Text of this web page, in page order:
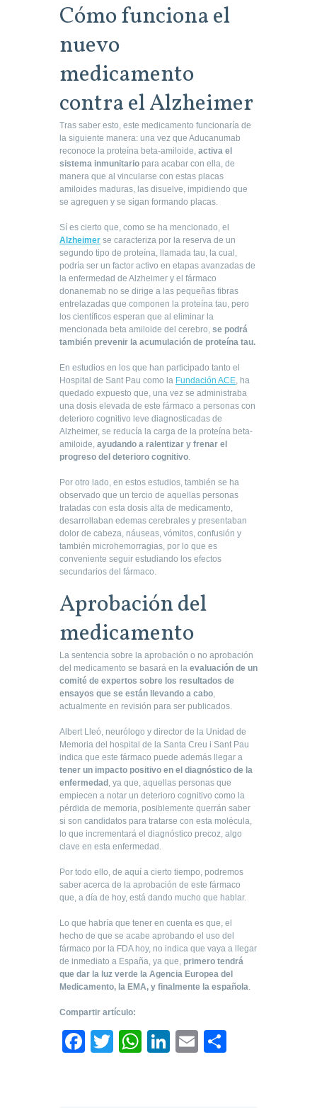
Cómo funciona el
nuevo
medicamento
contra el Alzheimer
Tras saber esto, este medicamento funcionaría de
la siguiente manera: una vez que Aducanumab
reconoce la proteína beta-amiloide, activa el
sistema inmunitario para acabar con ella, de
manera que al vincularse con estas placas
amiloides maduras, las disuelve, impidiendo que
se agreguen y se sigan formando placas.
Sí es cierto que, como se ha mencionado, el
Alzheimer se caracteriza por la reserva de un
segundo tipo de proteína, llamada tau, la cual,
podría ser un factor activo en etapas avanzadas de
la enfermedad de Alzheimer y el fármaco
donanemab no se dirige a las pequeñas fibras
entrelazadas que componen la proteína tau, pero
los científicos esperan que al eliminar la
mencionada beta amiloide del cerebro, se podrá
también prevenir la acumulación de proteína tau.
En estudios en los que han participado tanto el
Hospital de Sant Pau como la Fundación ACE , ha
quedado expuesto que, una vez se administraba
una dosis elevada de este fármaco a personas con
deterioro cognitivo leve diagnosticadas de
Alzheimer, se reducía la carga de la proteína beta-
amiloide, ayudando a ralentizar y frenar el
progreso del deterioro cognitivo
Por otro lado, en estos estudios, también se ha
observado que un tercio de aquellas personas
tratadas con esta dosis alta de medicamento,
desarrollaban edemas cerebrales y presentaban
dolor de cabeza, náuseas, vómitos, confusión y
también microhemorragias, por lo que es
conveniente seguir estudiando los efectos
secundarios del fármaco.
Aprobación del
medicamento
La sentencia sobre la aprobación o no aprobación
del medicamento se basará en la evaluación de un
comité de expertos sobre los resultados de
ensayos que se están llevando a cabo
actualmente en revisión para ser publicados.
Albert Lleó, neurólogo y director de la Unidad de
Memoria del hospital de la Santa Creu i Sant Pau
indica que este fármaco puede además llegar a
tener un impacto positivo en el diagnóstico de la
enfermedad , ya que, aquellas personas que
empiecen a notar un deterioro cognitivo como la
pérdida de memoria, posiblemente querrán saber
si son candidatos para tratarse con esta molécula,
lo que incrementará el diagnóstico precoz, algo
clave en esta enfermedad.
Por todo ello, de aquí a cierto tiempo, podremos
saber acerca de la aprobación de este fármaco
que, a día de hoy, está dando mucho que hablar.
Lo que habría que tener en cuenta es que, el
hecho de que se acabe aprobando el uso del
fármaco por la FDA hoy, no indica que vaya a llegar
de inmediato a España, ya que, primero tendrá
que dar la luz verde la Agencia Europea del
Medicamento, la EMA, y finalmente la española
Compartir artículo:
F
T
W
Li
E